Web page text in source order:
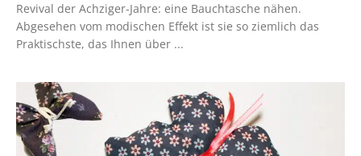
Revival der Achziger-Jahre: eine Bauchtasche nähen.
Abgesehen vom modischen Effekt ist sie so ziemlich das
Praktischste, das Ihnen über ...